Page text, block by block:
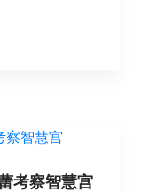
考察智慧宫